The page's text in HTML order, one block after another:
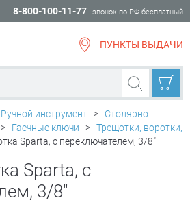
8-800-100-11-77 звонок по РФ бесплатный
ПУНКТЫ ВЫДАЧИ
Ручной инструмент >
Столярно-
> Гаечные ключи > Трещотки, воротки,
Sparta, с переключателем, 3/8"
Sparta, с
3/8"